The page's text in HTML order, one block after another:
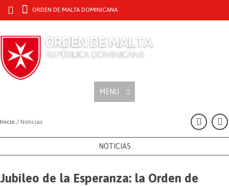
ORDEN DE MALTA DOMINICANA
MENU
Inicio / Noticias
NOTICIAS
Jubileo de la Esperanza: la Orden de